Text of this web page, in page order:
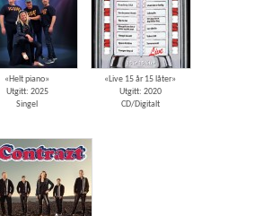
«Helt piano»
Utgitt: 2025
Singel
«Live 15 år 15 låter»
Utgitt: 2020
CD/Digitalt